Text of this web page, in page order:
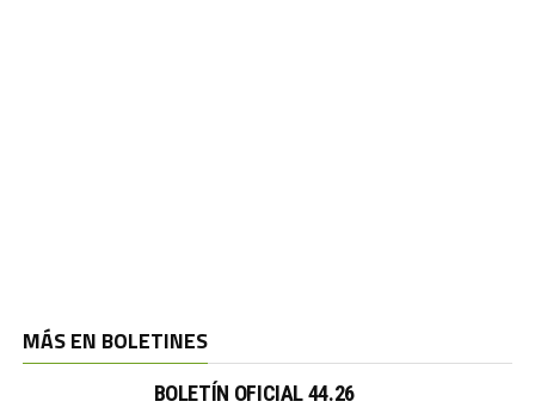
MÁS EN BOLETINES
BOLETÍN OFICIAL 44.26